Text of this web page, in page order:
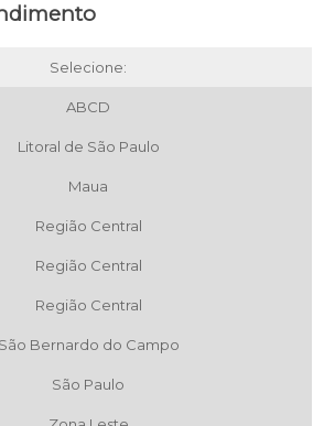
Selecione:
ABCD
Litoral de São Paulo
Maua
Região Central
Região Central
Região Central
São Bernardo do Campo
São Paulo